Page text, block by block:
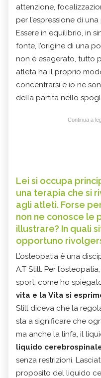
attenzione,
per l’espressione di
Essere in equilibrio, in
fonte, l’origine di una
non è esagerato, tutto
atleta ha il proprio
concentrarsi e io ne
della partita nello
Continua a
Lei si occupa
una terapia che si
agli atleti. Forse
non ne conosce le
illustrare? In quali
opportuno
L’osteopatia è una
A.T Still. Per
sport, come ho
vita e la Vita si
Still diceva che la
sta a significare che
ma anche la linfa, il
liquido
senza restrizioni.
proposito del liquido